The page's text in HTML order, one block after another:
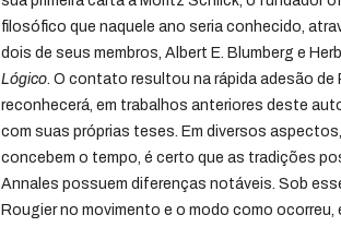
filosófico que naquele ano seria conhecido,
dois de seus membros, Albert E. Blumberg e
Lógico. O contato resultou na rápida adesão de
reconhecerá, em trabalhos anteriores deste
com suas próprias teses. Em diversos
concebem o tempo, é certo que as tradições
Annales possuem diferenças notáveis. Sob
Rougier no movimento e o modo como ocorreu,